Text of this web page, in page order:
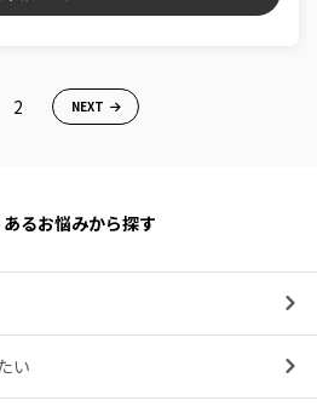
2 NEXT
るお悩みから探す
い